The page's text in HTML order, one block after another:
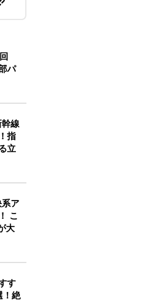
パ
幹線
指
立
系ア
こ
大
す
！絶